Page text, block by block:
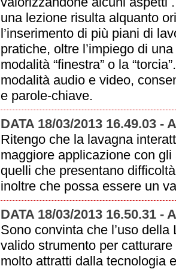
una lezione risulta alquanto
l’inserimento di più piani di
pratiche, oltre l’impiego di
modalità “finestra” o la
modalità audio e video,
e parole-chiave.
DATA 18/03/2013 16.49.03 -
Ritengo che la lavagna
maggiore applicazione con
quelli che presentano
inoltre che possa essere un
DATA 18/03/2013 16.50.31 -
Sono convinta che l’uso
valido strumento per
molto attratti dalla tecnologia